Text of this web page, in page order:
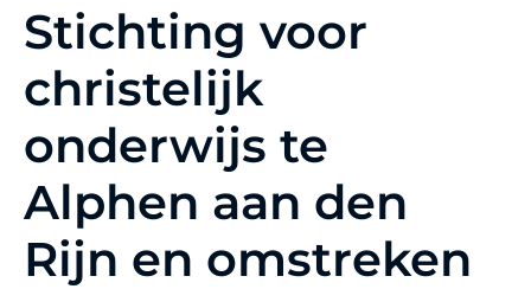
Stichting voor
christelijk
onderwijs te
Alphen aan den
Rijn en omstreken